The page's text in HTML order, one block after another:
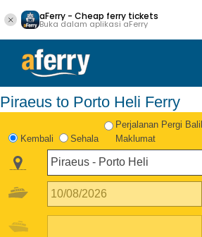
aFerry - Cheap ferry tickets
Buka dalam aplikasi aFerry
Piraeus to Porto Heli Ferry
Kembali Sehala
Perjalanan Pergi
Maklumat